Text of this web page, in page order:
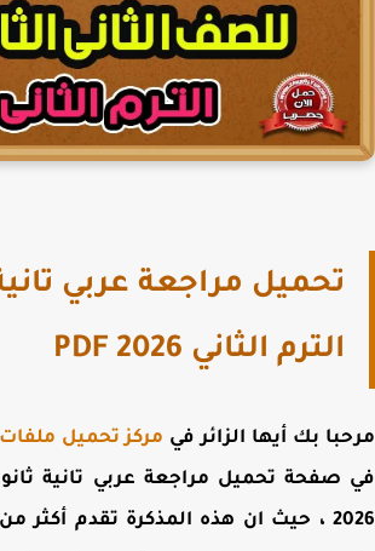
تحميل مراجعة عربي تانية
الترم الثاني PDF 2026
بك أيها الزائر فيمركز تحميل ملفات
صفحة
2026 ، حيث ان هذه المذكرة تقدم أكثر من